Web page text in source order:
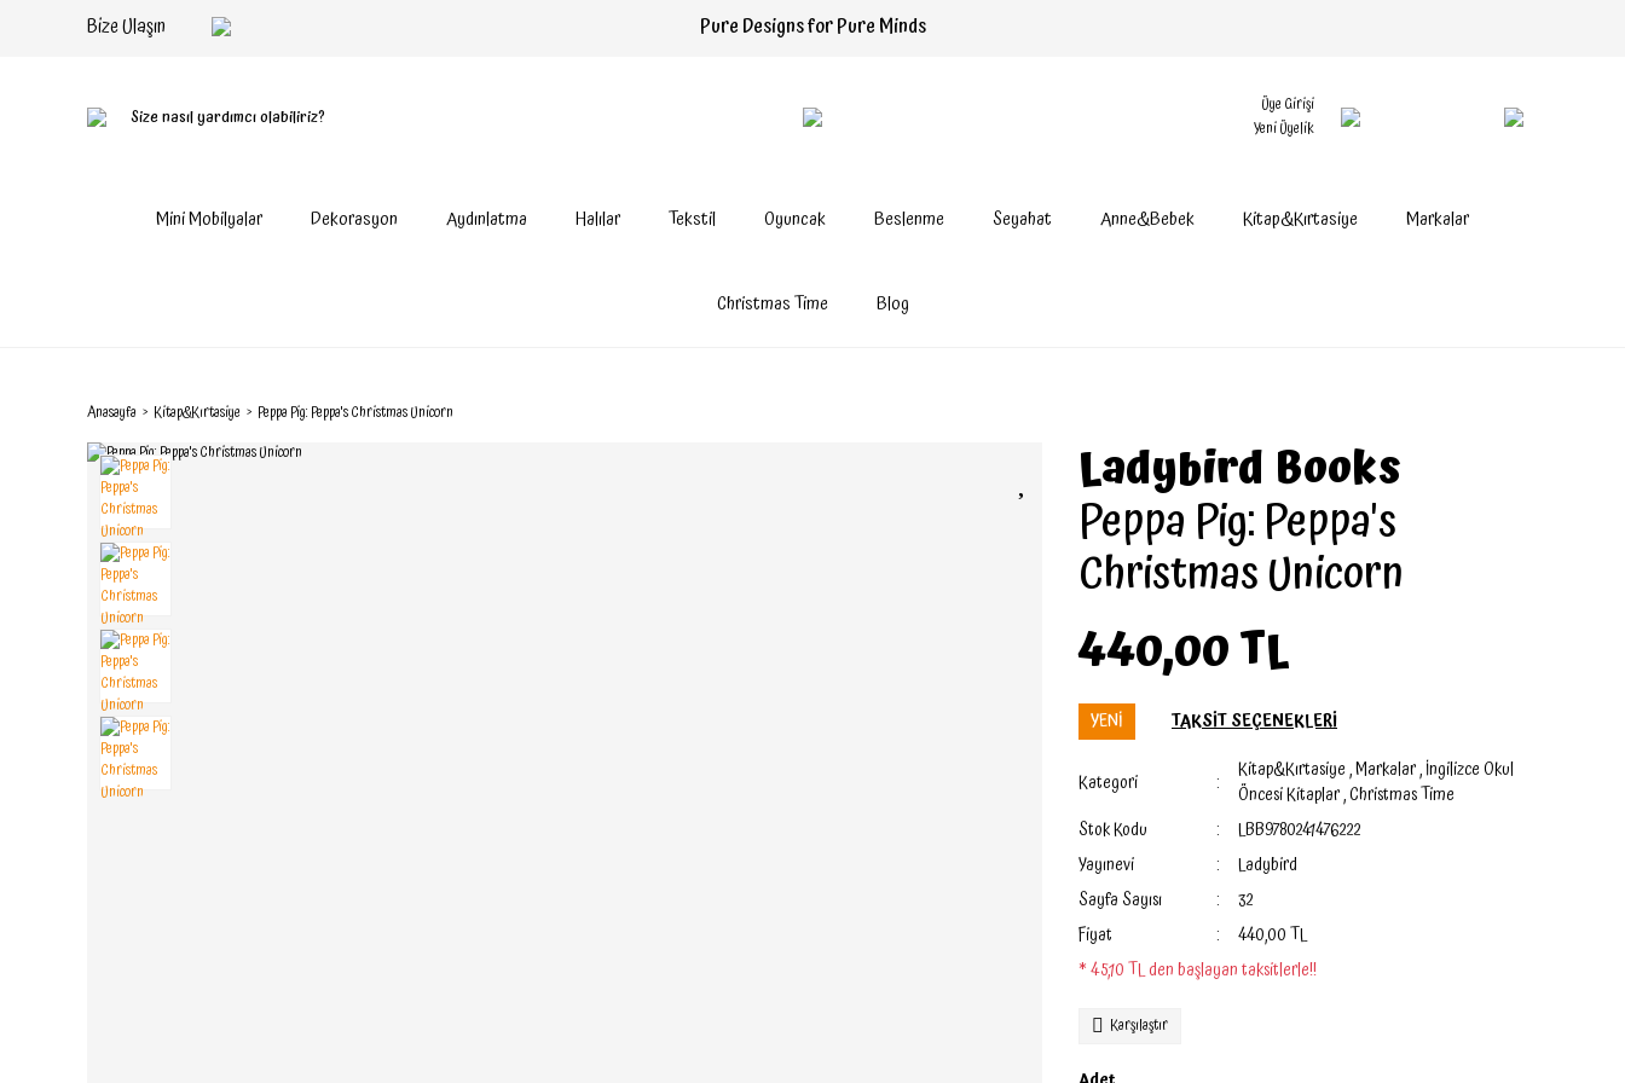
Bize Ulaşın Pure Designs for Pure Minds
Size nasıl yardımcı olabiliriz?
Üye Girişi
Yeni Üyelik
Mini Mobilyalar Dekorasyon Aydınlatma Halılar Tekstil Oyuncak Beslenme Seyahat Anne&Bebek Kitap&Kırtasiye Markalar
Christmas Time Blog
Anasayfa Kitap&Kırtasiye Peppa Pig: Peppa's Christmas Unicorn
Ladybird Books
Peppa Pig: Peppa's
Christmas Unicorn
440,00 TL
YENİ TAKSİT SEÇENEKLERİ
Kategori Kitap&Kırtasiye,Markalar,İngilizce Okul
Öncesi Kitaplar,Christmas Time
Stok Kodu
LBB9780241476222
Yayınevi
Ladybird
Sayfa Sayısı
32
Fiyat
440,00 TL
* 45,10 TL den başlayan taksitlerle!!
Karşılaştır